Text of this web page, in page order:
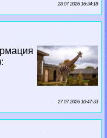
28 07 2026 16:34:18
27 07 2026 10:47:33